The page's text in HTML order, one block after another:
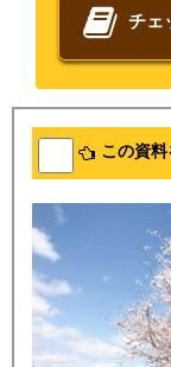
チェ
この資